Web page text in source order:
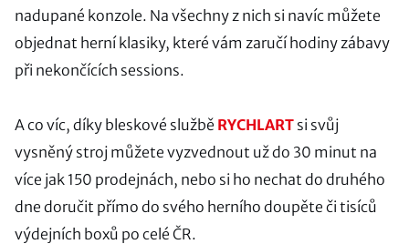
nadupané konzole. Na všechny z nich si navíc můžete
objednat herní klasiky, které vám zaručí hodiny zábavy
při nekončících sessions.
A co víc, díky bleskové službě RYCHLART si svůj
vysněný stroj můžete vyzvednout už do 30 minut na
více jak 150 prodejnách, nebo si ho nechat do druhého
dne doručit přímo do svého herního doupěte či tisíců
výdejních boxů po celé ČR.